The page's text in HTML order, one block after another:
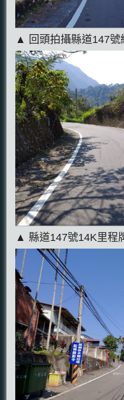
▲ 回頭拍攝縣道147號
▲ 縣道147號14K里程